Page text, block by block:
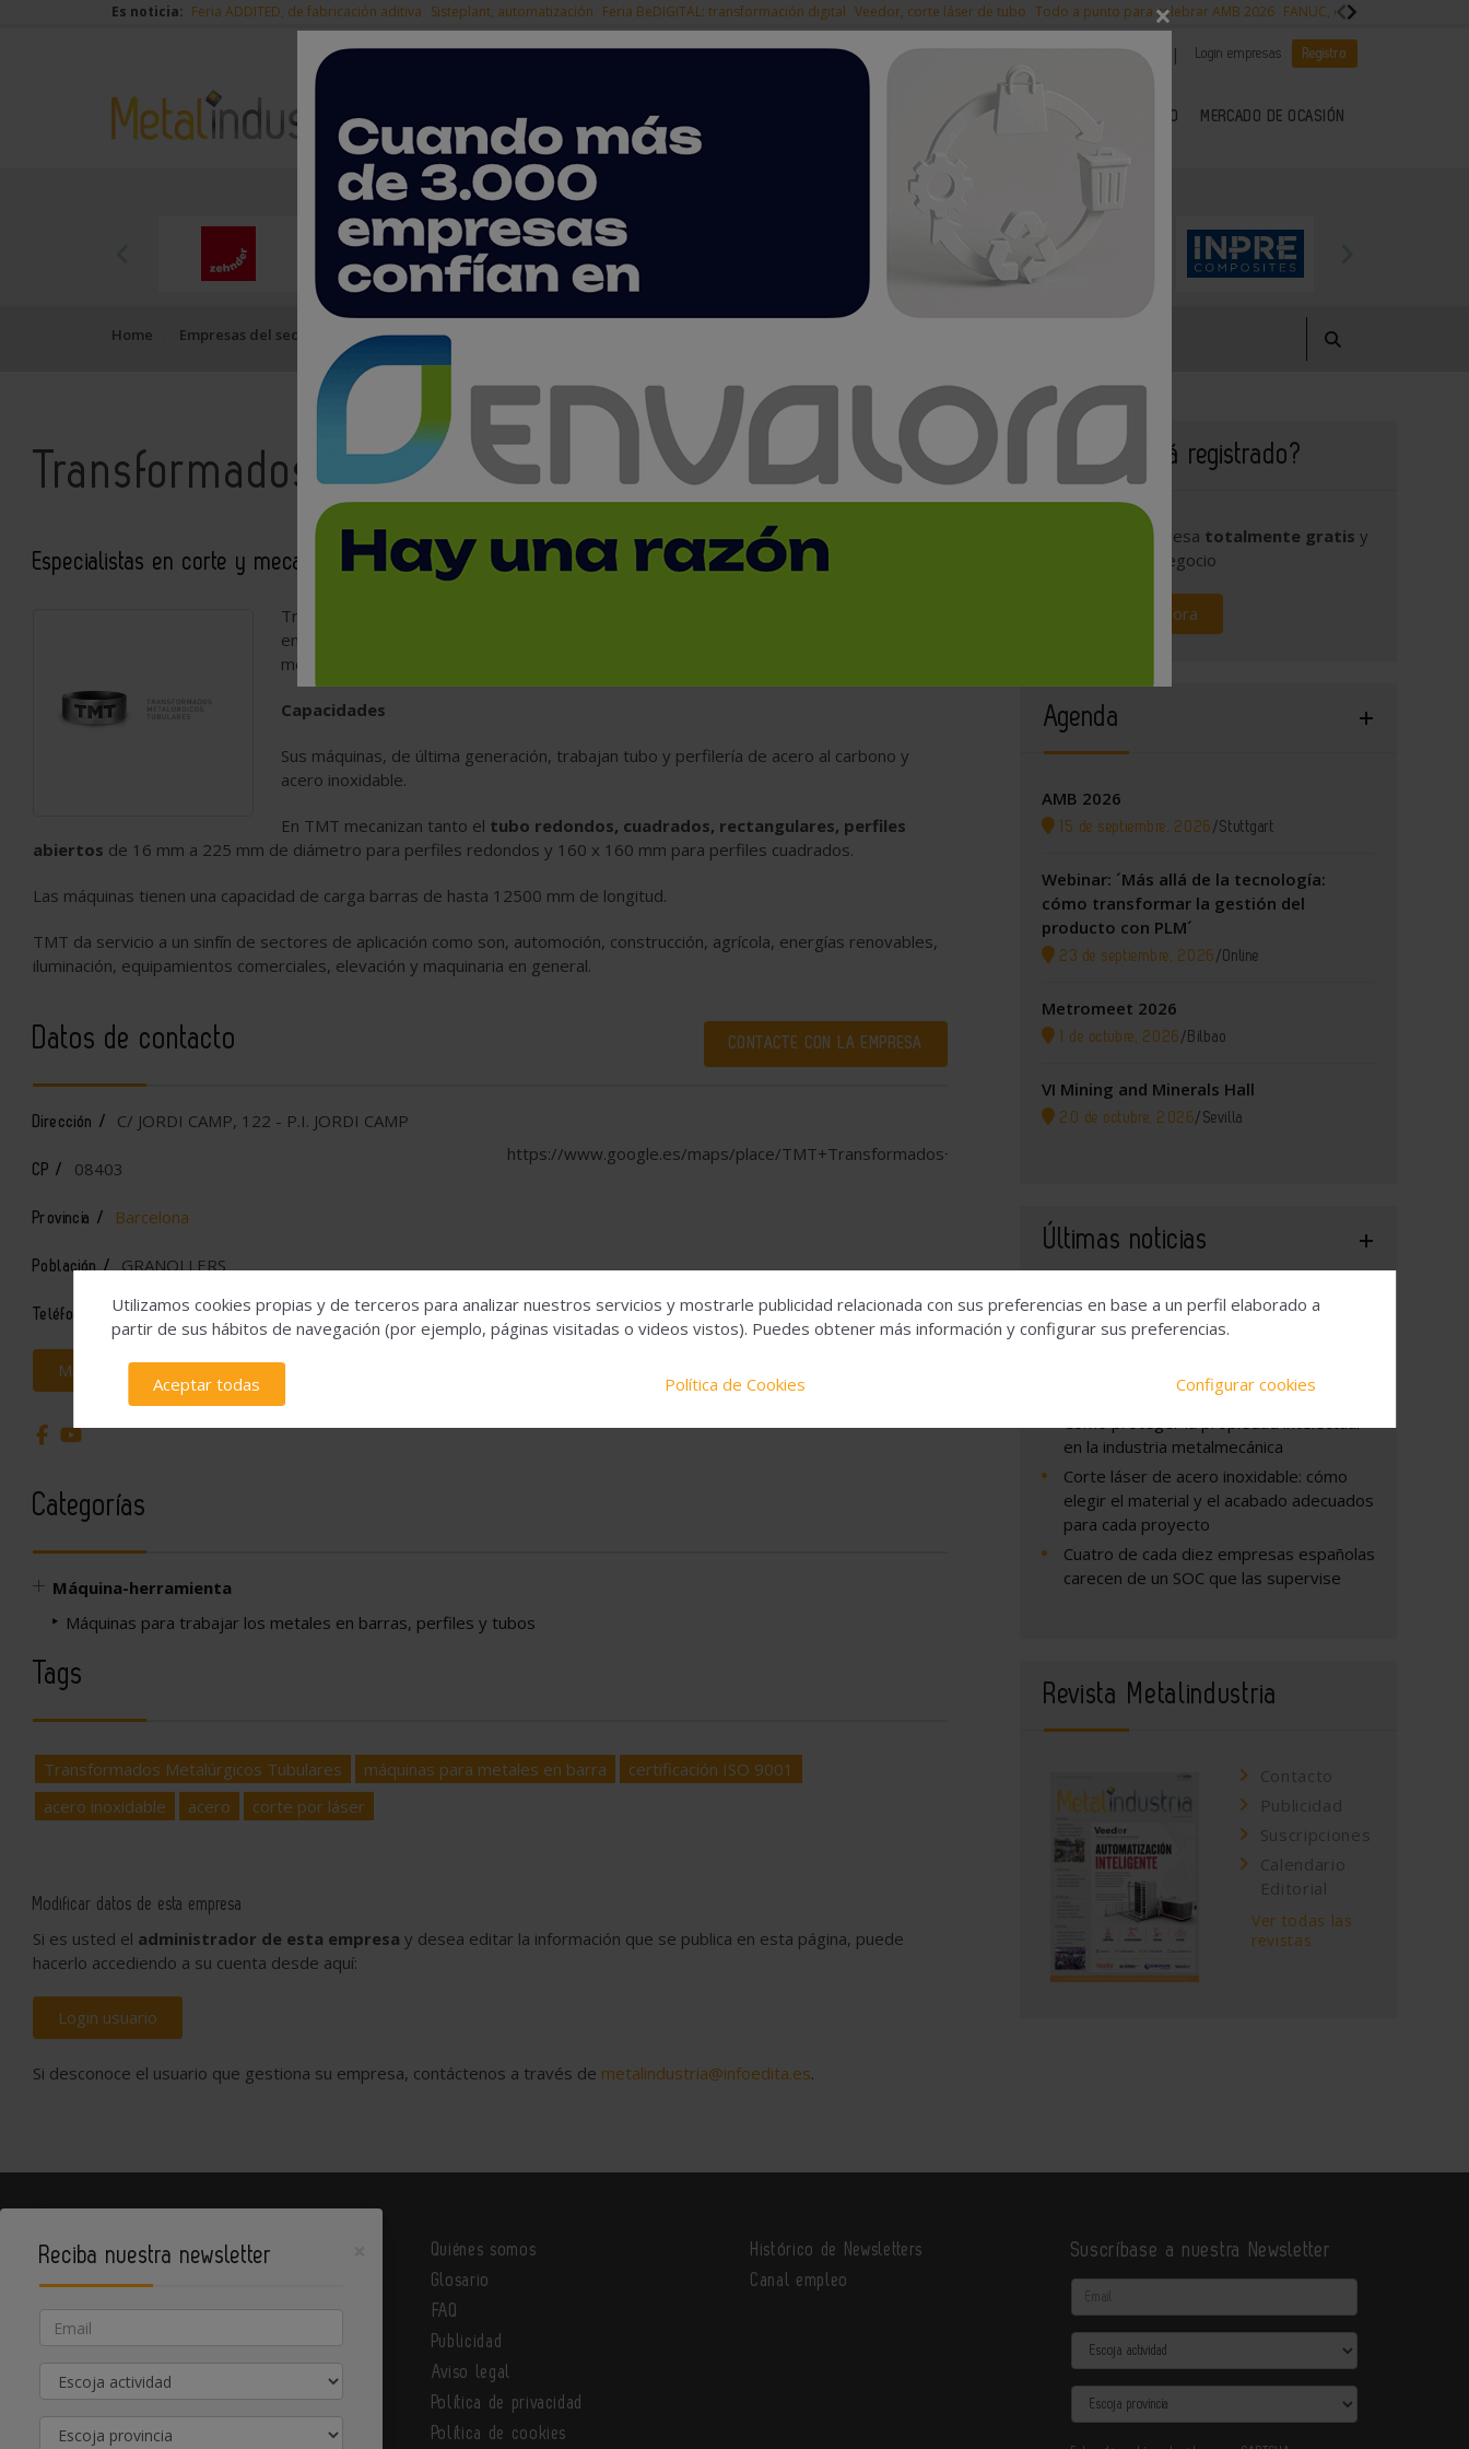
Es noticia: Feria ADDITED, de fabricación aditiva Sisteplant, automatización Feria BeDIGITAL: transformación digital Veedor, corte láser de tubo Todo a punto para celebrar AMB 2026 FANUC, colaboración con
| Es noticia | CANAL EMPLEO | Login empresas Registro
NOTICIAS PRODUCTOS EMPRESAS DEL SECTOR DEL METAL KIOSCO MERCADO DE OCASIÓN
Home Empresas del sector del metal Transformados Metalúrgicos Tubulares
Transformados Metalúrgicos Tubulares
Especialistas en corte y mecanización de tubos y perfiles por láser.
Transformados Metalúrgicos Tubulares, TMT, es una empresa con amplia experiencia
en la fabricación de soluciones de metal, siendo su especialización el corte y
mecanización de tubos por láser.
Capacidades
Sus máquinas, de última generación, trabajan tubo y perfilería de acero al carbono y
acero inoxidable.
En TMT mecanizan tanto el tubo redondos, cuadrados, rectangulares, perfiles
abiertos de 16 mm a 225 mm de diámetro para perfiles redondos y 160 x 160 mm para perfiles cuadrados.
Las máquinas tienen una capacidad de carga barras de hasta 12500 mm de longitud.
TMT da servicio a un sinfín de sectores de aplicación como son, automoción, construcción, agrícola, energías renovables,
iluminación, equipamientos comerciales, elevación y maquinaria en general.
Datos de contacto CONTACTE CON LA EMPRESA
Dirección / C/ JORDI CAMP, 122 - P.I. JORDI CAMP
CP / 08403
Provincia / Barcelona
Población / GRANOLLERS
Teléfono / 938466378
Más información
https://www.google.es/maps/place/TMT+Transformados+Metalúrgicos+Tubulares+S.L./@41.5967838,2.260917,14z/
Categorías
Máquina-herramienta
Máquinas para trabajar los metales en barras, perfiles y tubos
Tags
Transformados Metalúrgicos Tubulares máquinas para metales en barra
certificación ISO 9001
acero inoxidable
acero corte por láser
Modificar datos de esta empresa
Si es usted el administrador de esta empresa y desea editar la información que se publica en esta página, puede
hacerlo accediendo a su cuenta desde aquí:
Login usuario
Si desconoce el usuario que gestiona su empresa, contáctenos a través de metalindustria@infoedita.es.
¿Aún no está registrado?
Publique su empresa totalmente gratis y
promocione su negocio
Regístrese ahora
Agenda
AMB 2026
15 de septiembre, 2026 /Stuttgart
Webinar: ´Más allá de la tecnología:
cómo transformar la gestión del
producto con PLM´
23 de septiembre, 2026 /Online
Metromeet 2026
1 de octubre, 2026 / Bilbao
VI Mining and Minerals Hall
20 de octubre, 2026/ Sevilla
Últimas noticias
Hydnum Steel obtiene un compromiso
de inversión de COFIDES de 150 millones
de acero limpio de la Península Ibérica
Cómo proteger la propiedad intelectual
en la industria metalmecánica
Corte láser de acero inoxidable: cómo
elegir el material y el acabado adecuados
para cada proyecto
Cuatro de cada diez empresas españolas
carecen de un SOC que las supervise
Revista Metalindustria
Contacto
Publicidad
Suscripciones
Calendario
Editorial
Ver todas las
revistas
Contacte con nosotros
Quiénes somos
Glosario
FAQ
Publicidad
Aviso legal
Política de privacidad
Política de cookies
Histórico de Newsletters
Canal empleo
Suscríbase a nuestra Newsletter
Email
Actividad
Provincia
Utilizamos cookies propias y de terceros para analizar nuestros servicios y mostrarle publicidad relacionada con sus preferencias en base a un perfil elaborado a
partir de sus hábitos de navegación (por ejemplo, páginas visitadas o videos vistos). Puedes obtener más información y configurar sus preferencias.
Aceptar todas Política de Cookies Configurar cookies
×
Reciba nuestra newsletter
Email
Actividad
Provincia